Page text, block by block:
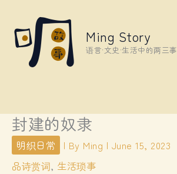
content
Ming Story
语言·文史·生活中的两三事
封建的奴隶
明织日常 | By Ming | June 15, 2023
品诗赏词, 生活琐事